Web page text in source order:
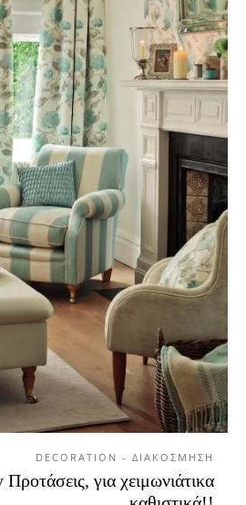
DECORATION - ΔΙΑΚΟΣΜΗΣΗ
για χειμωνιάτικα